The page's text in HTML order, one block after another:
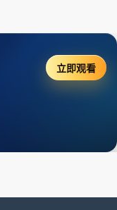
立即观看